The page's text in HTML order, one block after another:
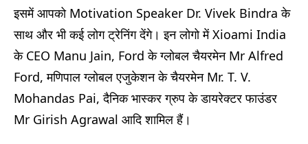
इसमें आपको Motivation Speaker Dr. Vivek Bindra के
साथ और भी कई लोग ट्रेनिंग देंगे। इन लोगो में Xioami India
के CEO Manu Jain, Ford के ग्लोबल चैयरमेन Mr Alfred
Ford, मणिपाल ग्लोबल एजुकेशन के चैयरमेन Mr. T. V.
Mohandas Pai, दैनिक भास्कर ग्रुप के डायरेक्टर फाउंडर
Mr Girish Agrawal आदि शामिल हैं।